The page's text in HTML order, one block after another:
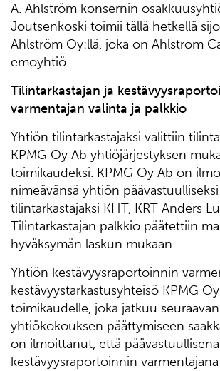
A. Ahlström konsernin
Joutsenkoski toimii tällä hetkellä
Ahlström Oy:llä, joka on Ahlstrom
emoyhtiö.
Tilintarkastajan ja
varmentajan valinta ja palkkio
Yhtiön tilintarkastajaksi valittiin
KPMG Oy Ab yhtiöjärjestyksen
toimikaudeksi. KPMG Oy Ab on
nimeävänsä yhtiön päävastuulliseksi
tilintarkastajaksi KHT, KRT Anders
Tilintarkastajan palkkio päätettiin
hyväksymän laskun mukaan.
Yhtiön kestävyysraportoinnin
kestävyystarkastusyhteisö KPMG
toimikaudelle, joka jatkuu
yhtiökokouksen päättymiseen
on ilmoittanut, että päävastuullisena
kestävyysraportoinnin